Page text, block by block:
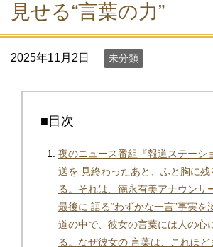
見せる“言葉の力”
2025年11月2日 未分類
■目次
夜のニュース番組『報道ステーシ
送を 見終わったあと、ふと胸に残
る。それは、徳永有美アナウンサ
最後に 語る“わずかな一言”事実を
道の中で、彼女の言葉には人の心
る。なぜ彼女の 言葉は、これほ